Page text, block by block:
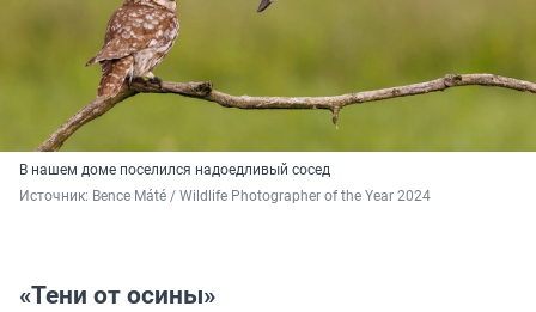
В нашем доме поселился надоедливый сосед
Источник: Bence Máté / Wildlife Photographer of the Year 2024
«Тени от осины»